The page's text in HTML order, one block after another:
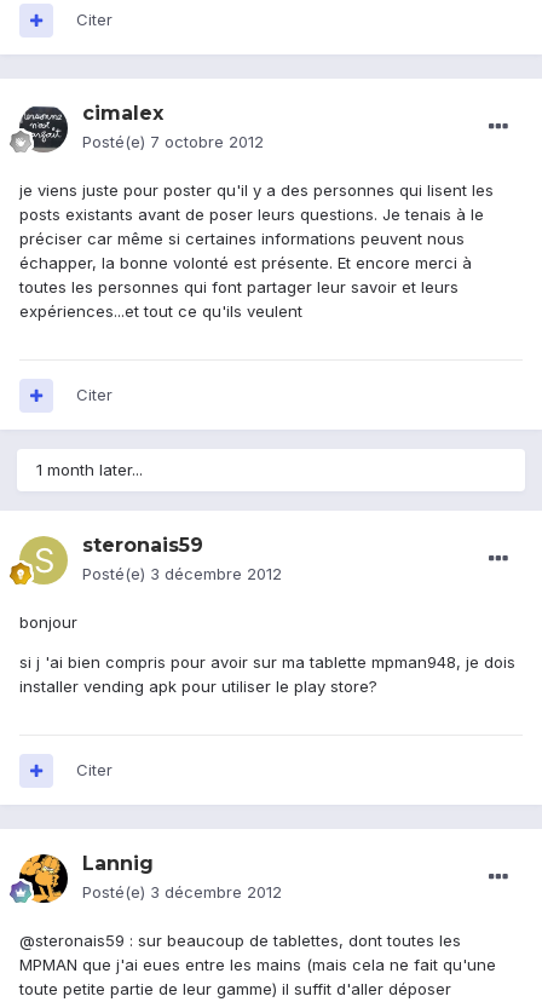
Citer
cimalex
Posté(e) 7 octobre 2012
je viens juste pour poster qu'il y a des personnes qui lisent les
posts existants avant de poser leurs questions. Je tenais à le
préciser car même si certaines informations peuvent nous
échapper, la bonne volonté est présente. Et encore merci à
toutes les personnes qui font partager leur savoir et leurs
expériences...et tout ce qu'ils veulent
Citer
1 month later...
steronais59
Posté(e) 3 décembre 2012
bonjour
si j 'ai bien compris pour avoir sur ma tablette mpman948, je dois
installer vending apk pour utiliser le play store?
Citer
Lannig
Posté(e) 3 décembre 2012
@steronais59 : sur beaucoup de tablettes, dont toutes les
MPMAN que j'ai eues entre les mains (mais cela ne fait qu'une
toute petite partie de leur gamme) il suffit d'aller déposer